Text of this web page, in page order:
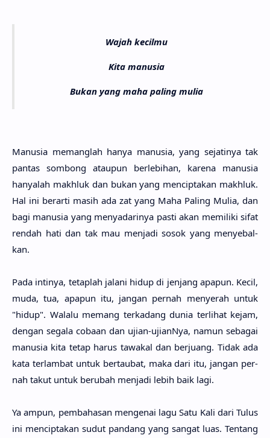
Wajah kecilmu
Kita manusia
Bukan yang maha paling mulia
Manu­sia memang­lah hanya manu­sia, yang sejati­nya tak
pan­tas som­bong atau­pun berlebi­han, kare­na manu­sia
hanya­lah makh­luk dan bukan yang mencipta­kan makh­luk.
Hal ini berar­ti masih ada zat yang Maha Paling Mulia, dan
bagi manu­sia yang menyadari­nya pasti akan memili­ki sifat
ren­dah hati dan tak mau menja­di sosok yang menyebal­
kan.
Pada inti­nya, tetap­lah jala­ni hidup di jen­jang apa­pun. Kecil,
muda, tua, apa­pun itu, jangan per­nah menye­rah untuk
"hidup". Wala­lu memang terka­dang dunia terli­hat kejam,
dengan sega­la coba­an dan ujian-ujian­Nya, namun seba­gai
manu­sia kita tetap harus tawa­kal dan berju­ang. Tidak ada
kata terlam­bat untuk bertau­bat, maka dari itu, jangan per­
nah takut untuk beru­bah menja­di lebih baik lagi.
Ya ampun, pembaha­san menge­nai lagu Satu Kali dari Tulus
ini mencipta­kan sudut pan­dang yang sangat luas. Ten­tang